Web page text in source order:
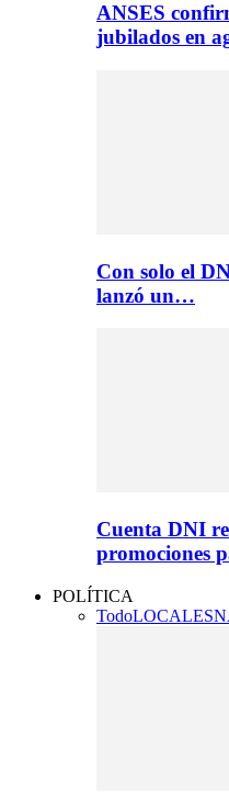
ANSES
jubilados en
Con solo el
lanzó un…
Cuenta DNI
promociones
POLÍTICA
TodoLOCALES